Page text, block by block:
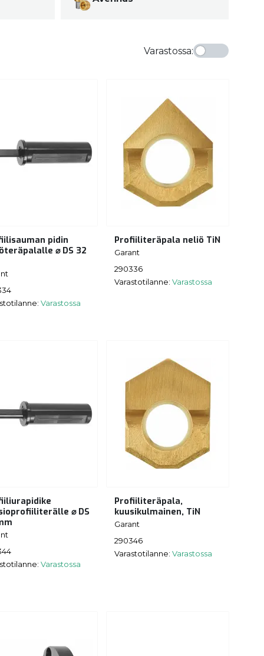
Varastossa:
pidin
⌀ DS 32
Varastossa
Profiiliteräpala neliö TiN
Garant
290336
Varastotilanne: Varastossa
⌀ DS
Varastossa
Profiiliteräpala,
kuusikulmainen, TiN
Garant
290346
Varastotilanne: Varastossa